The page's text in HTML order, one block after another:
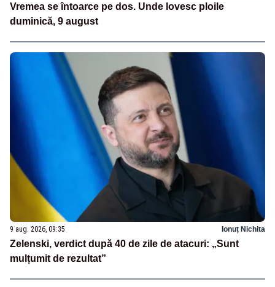
Vremea se întoarce pe dos. Unde lovesc ploile
duminică, 9 august
9 aug. 2026, 09:35 Ionuț Nichita
Zelenski, verdict după 40 de zile de atacuri: „Sunt
mulțumit de rezultat”